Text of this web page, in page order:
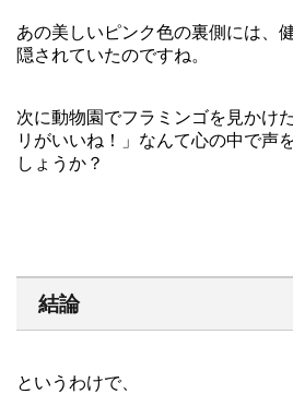
あの美しいピンク色の裏側には、
隠されていたのですね。
次に動物園でフラミンゴを見かけ
リがいいね！」なんて心の中で声
しょうか？
結論
というわけで、